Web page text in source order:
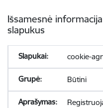
Išsamesnė
slapukus
cookie-
Būtini